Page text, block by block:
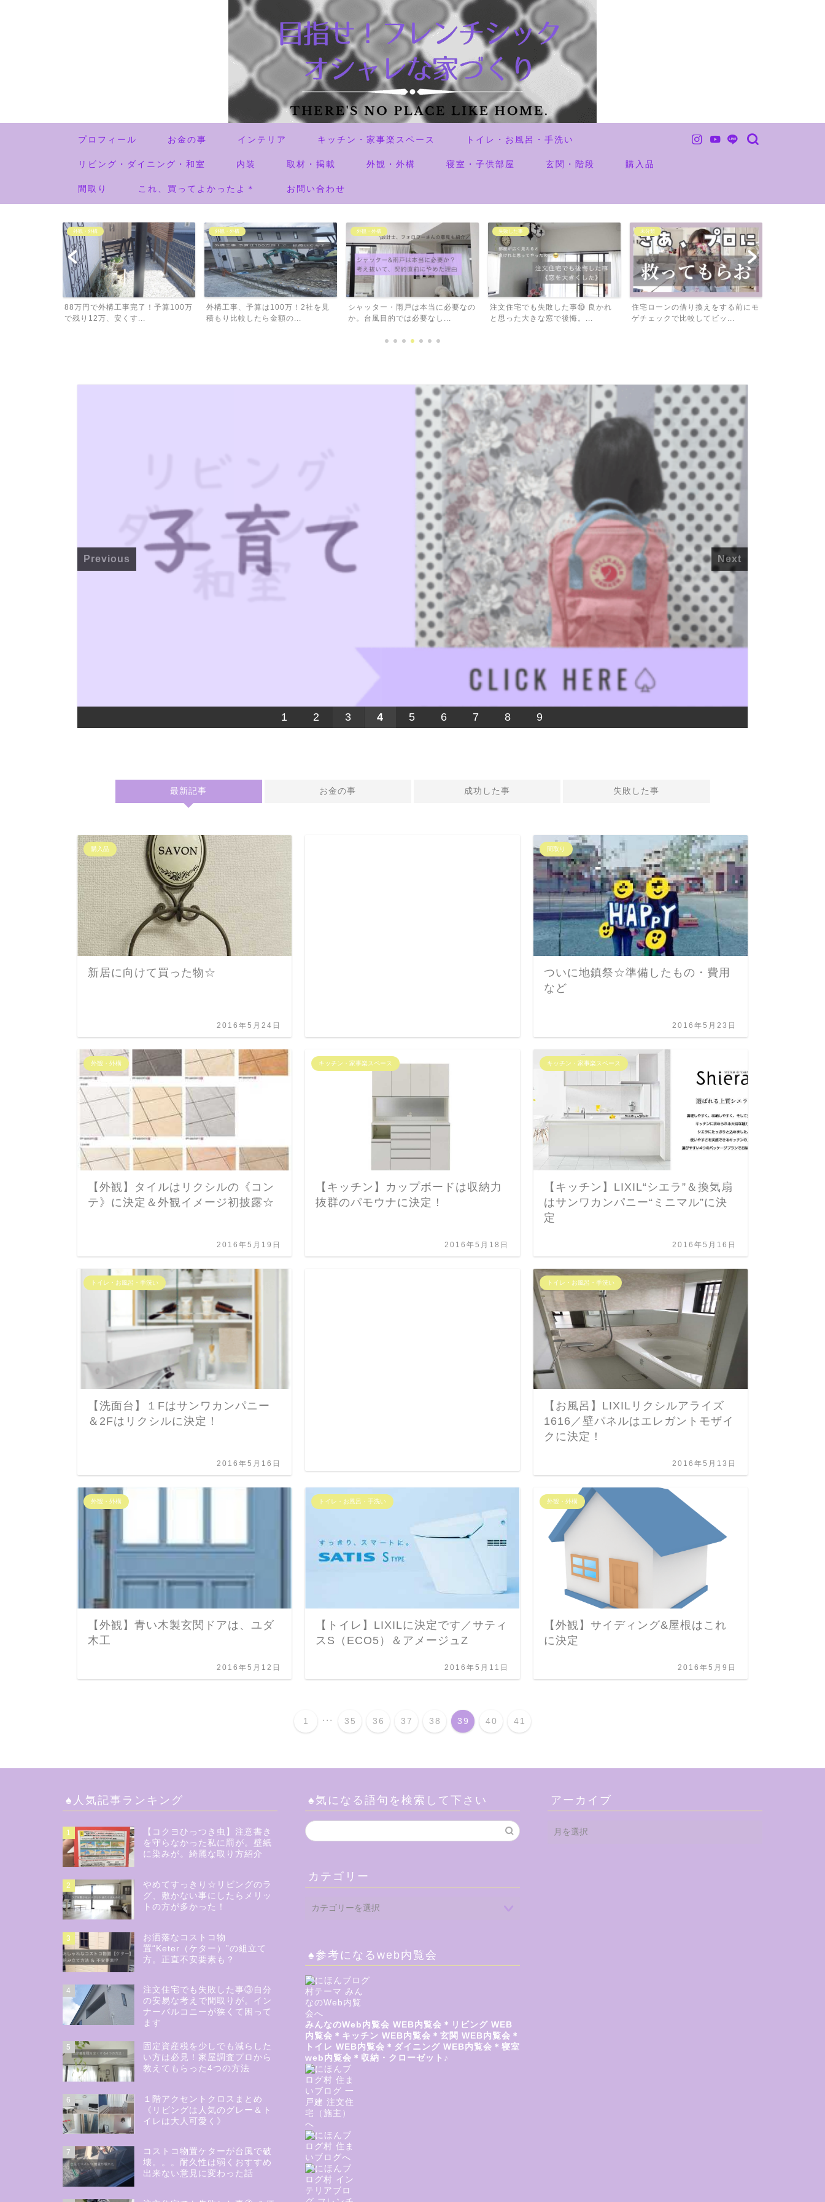
プロフィール お金の事 インテリア キッチン・家事楽スペース トイレ・お風呂・手洗い
リビング・ダイニング・和室 内装 取材・掲載 外観・外構 寝室・子供部屋 玄関・階段 購入品
間取り これ、買ってよかったよ＊ お問い合わせ
外観・外構
88万円で外構工事完了！予算100万
で残り12万、安くす...
外観・外構
外構工事、予算は100万！2社を見
積もり比較したら金額の...
外観・外構
シャッター・雨戸は本当に必要なの
か。台風目的では必要なし...
失敗した事
注文住宅でも失敗した事⑩ 良かれ
と思った大きな窓で後悔。...
未分類
住宅ローンの借り換えをする前にモ
ゲチェックで比較してビッ...
Previous Next
1 2 3 4 5 6 7 8 9
最新記事 お金の事 成功した事 失敗した事
購入品
新居に向けて買った物☆
2016年5月24日
間取り
ついに地鎮祭☆準備したもの・費用
など
2016年5月23日
外観・外構
【外観】タイルはリクシルの《コン
テ》に決定＆外観イメージ初披露☆
2016年5月19日
キッチン・家事楽スペース
【キッチン】カップボードは収納力
抜群のパモウナに決定！
2016年5月18日
キッチン・家事楽スペース
【キッチン】LIXIL“シエラ”＆換気扇
はサンワカンパニー“ミニマル”に決
定
2016年5月16日
トイレ・お風呂・手洗い
【洗面台】１Fはサンワカンパニー
＆2Fはリクシルに決定！
2016年5月16日
トイレ・お風呂・手洗い
【お風呂】LIXILリクシルアライズ
1616／壁パネルはエレガントモザイ
クに決定！
2016年5月13日
外観・外構
【外観】青い木製玄関ドアは、ユダ
木工
2016年5月12日
トイレ・お風呂・手洗い
【トイレ】LIXILに決定です／サティ
スS（ECO5）＆アメージュZ
2016年5月11日
外観・外構
【外観】サイディング&屋根はこれ
に決定
2016年5月9日
1 ... 35 36 37 38 39 40 41
♠︎人気記事ランキング
1
【コクヨひっつき虫】注意書き
を守らなかった私に罰が。壁紙
に染みが。綺麗な取り方紹介
2
やめてすっきり☆リビングのラ
グ、敷かない事にしたらメリッ
トの方が多かった！
3
お洒落なコストコ物
置“Keter（ケター）”の組立て
方。正直不安要素も？
4
注文住宅でも失敗した事③自分
の安易な考えで間取りが。イン
ナーバルコニーが狭くて困って
ます
5
固定資産税を少しでも減らした
い方は必見！家屋調査プロから
教えてもらった4つの方法
6
１階アクセントクロスまとめ
《リビングは人気のグレー＆ト
イレは大人可愛く》
7
コストコ物置ケターが台風で破
壊。。。耐久性は弱くおすすめ
出来ない意見に変わった話
♠気になる語句を検索して下さい
カテゴリー
♠参考になるweb内覧会
みんなのWeb内覧会 WEB内覧会＊リビング WEB
内覧会＊キッチン WEB内覧会＊玄関 WEB内覧会＊
トイレ WEB内覧会＊ダイニング WEB内覧会＊寝室
web内覧会＊収納・クローゼット♪
アーカイブ
ア
ー